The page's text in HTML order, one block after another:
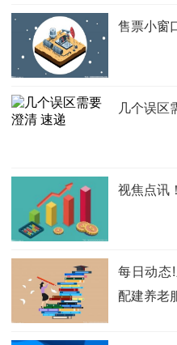
售票小窗
几个误区
视焦点讯
每日动态
配建养老